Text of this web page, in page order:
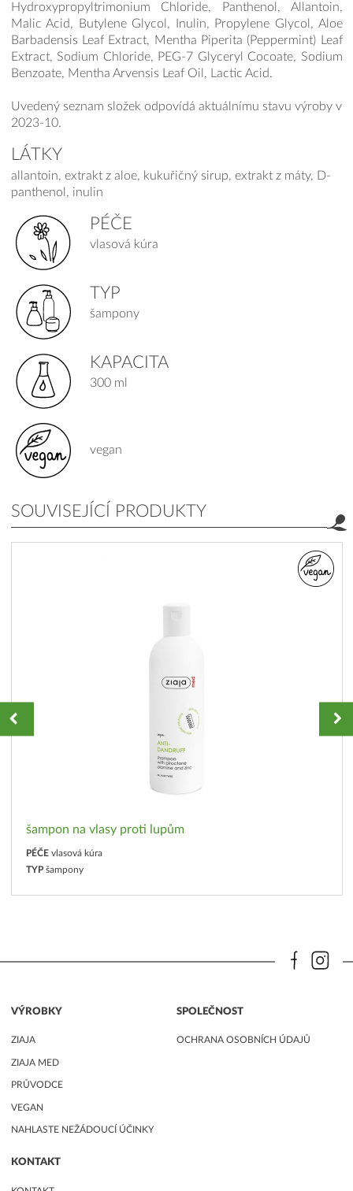
Hydroxypropyltrimonium Chloride, Panthenol, Allantoin,
Malic Acid, Butylene Glycol, Inulin, Propylene Glycol, Aloe
Barbadensis Leaf Extract, Mentha Piperita (Peppermint) Leaf
Extract, Sodium Chloride, PEG-7 Glyceryl Cocoate, Sodium
Benzoate, Mentha Arvensis Leaf Oil, Lactic Acid.
Uvedený seznam složek odpovídá aktuálnímu stavu výroby v
2023-10.
LÁTKY
allantoin, extrakt z aloe, kukuřičný sirup, extrakt z máty, D-
panthenol, inulin
PÉČE
vlasová kúra
TYP
šampony
KAPACITA
300 ml
vegan
SOUVISEJÍCÍ PRODUKTY
šampon na vlasy proti lupům
PÉČE vlasová kúra
TYP šampony
VÝROBKY
ZIAJA
ZIAJA MED
PRŮVODCE
VEGAN
NAHLASTE NEŽÁDOUCÍ ÚČINKY
SPOLEČNOST
OCHRANA OSOBNÍCH ÚDAJŮ
KONTAKT